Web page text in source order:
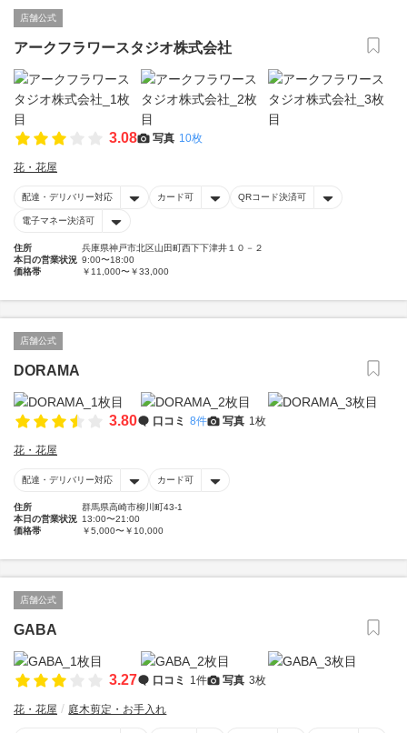
店舗公式
アークフラワースタジオ株式会社
3.08 写真 10枚
花・花屋
配達・デリバリー対応 カード可 QRコード決済可
電子マネー決済可
住所
兵庫県神戸市北区山田町西下下津井１０－２
本日の営業状況 9:00〜18:00
価格帯
￥11,000〜￥33,000
店舗公式
DORAMA
3.80 口コミ 8件 写真 1枚
花・花屋
配達・デリバリー対応 カード可
住所
群馬県高崎市柳川町43-1
本日の営業状況 13:00〜21:00
価格帯
￥5,000〜￥10,000
店舗公式
GABA
3.27 口コミ 1件 写真 3枚
花・花屋 庭木剪定・お手入れ